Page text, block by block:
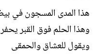
هذا المدى المسجون في
وهذا الحلم فوق القبر
ويقول للعشاق والحمقى